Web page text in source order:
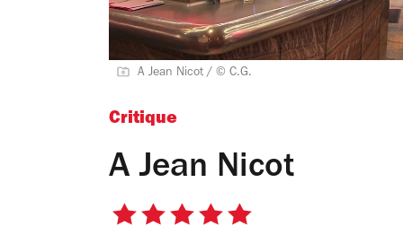
A Jean Nicot / © C.G.
Critique
A Jean Nicot
5